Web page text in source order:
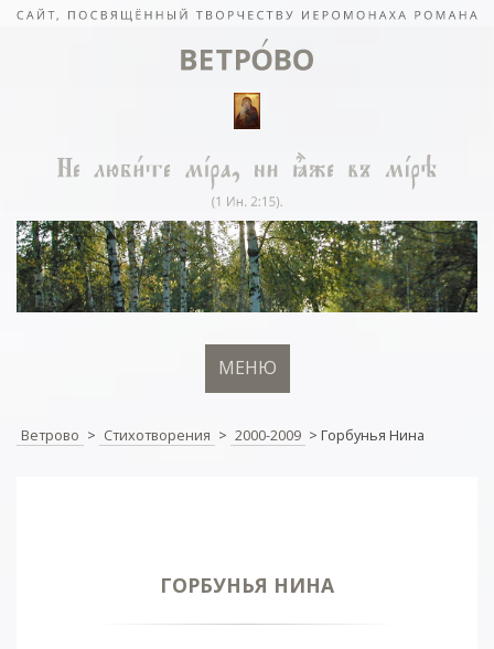
МЕНЮ
Ветрово > Стихотворения > 2000-2009 > Горбунья Нина
ГОРБУНЬЯ НИНА